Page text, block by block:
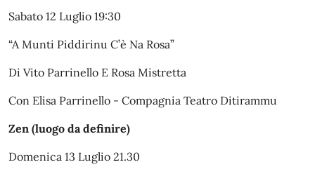
Sabato 12 Luglio 19:30
“A Munti Piddirinu C’è Na Rosa”
Di Vito Parrinello E Rosa Mistretta
Con Elisa Parrinello - Compagnia Teatro Ditirammu
Zen (luogo da definire)
Domenica 13 Luglio 21.30